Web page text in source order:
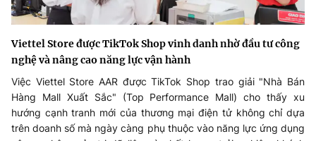
Viettel Store được TikTok Shop vinh danh nhờ đầu tư công
nghệ và nâng cao năng lực vận hành
Việc Viettel Store AAR được TikTok Shop trao giải "Nhà Bán
Hàng Mall Xuất Sắc" (Top Performance Mall) cho thấy xu
hướng cạnh tranh mới của thương mại điện tử không chỉ dựa
trên doanh số mà ngày càng phụ thuộc vào năng lực ứng dụng